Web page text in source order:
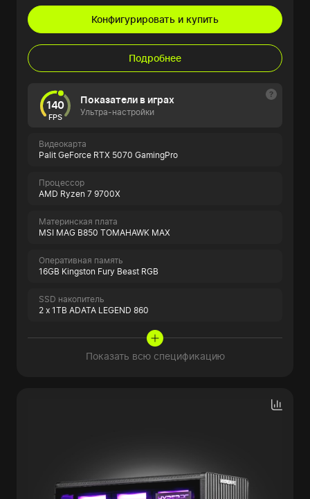
Конфигурировать и купить
Подробнее
140
FPS
Показатели в играх
Ультра-настройки
Видеокарта
Palit GeForce RTX 5070 GamingPro
Процессор
AMD Ryzen 7 9700X
Материнская плата
MSI MAG B850 TOMAHAWK MAX
Оперативная память
16GB Kingston Fury Beast RGB
SSD накопитель
2 x 1TB ADATA LEGEND 860
Показать всю спецификацию